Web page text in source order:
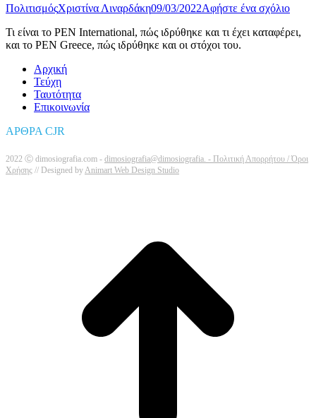
ΠολιτισμόςΧριστίνα Λιναρδάκη09/03/2022Αφήστε ένα σχόλιο
Τι είναι το ΡΕΝ International, πώς ιδρύθηκε και τι έχει καταφέρει,
και το PEN Greece, πώς ιδρύθηκε και οι στόχοι του.
Αρχική
Τεύχη
Ταυτότητα
Επικοινωνία
ΑΡΘΡΑ CJR
2022 Ⓒ dimosiografia.com - dimosiografia@dimosiografia. - Πολιτική Απορρήτου / Όροι
Χρήσης // Designed byAnimart Web Design Studio